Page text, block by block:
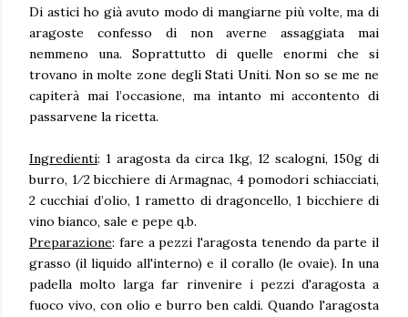
Di astici ho già avuto modo di mangiarne più volte, ma di
aragoste confesso di non averne assaggiata mai
nemmeno una. Soprattutto di quelle enormi che si
trovano in molte zone degli Stati Uniti. Non so se me ne
capiterà mai l’occasione, ma intanto mi accontento di
passarvene la ricetta.
Ingredienti: 1 aragosta da circa 1kg, 12 scalogni, 150g di
burro, 1⁄2 bicchiere di Armagnac, 4 pomodori schiacciati,
2 cucchiai d’olio, 1 rametto di dragoncello, 1 bicchiere di
vino bianco, sale e pepe q.b.
Preparazione: fare a pezzi l'aragosta tenendo da parte il
grasso (il liquido all'interno) e il corallo (le ovaie). In una
padella molto larga far rinvenire i pezzi d'aragosta a
fuoco vivo, con olio e burro ben caldi. Quando l'aragosta